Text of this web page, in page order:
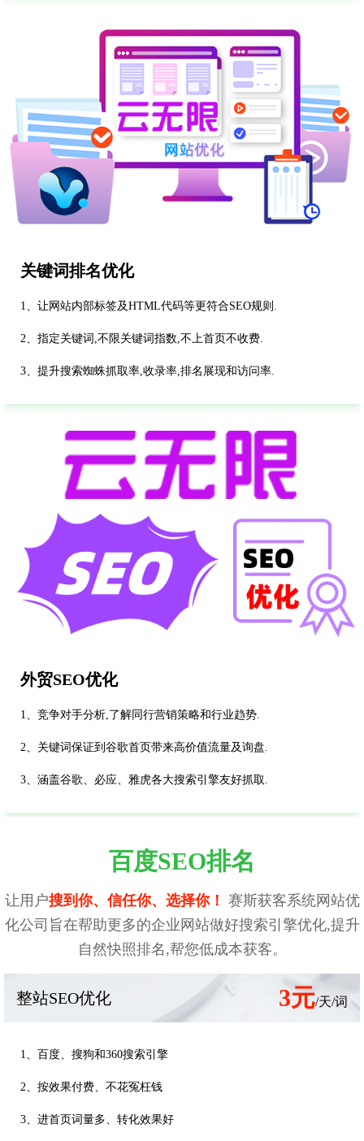
关键词排名优化
1、让网站内部标签及HTML代码等更符合SEO规则.
2、指定关键词,不限关键词指数,不上首页不收费.
3、提升搜索蜘蛛抓取率,收录率,排名展现和访问率.
外贸SEO优化
1、竞争对手分析,了解同行营销策略和行业趋势.
2、关键词保证到谷歌首页带来高价值流量及询盘.
3、涵盖谷歌、必应、雅虎各大搜索引擎友好抓取.
百度SEO排名
让用户搜到你、信任你、选择你！ 赛斯获客系统网站优
化公司旨在帮助更多的企业网站做好搜索引擎优化,提升
自然快照排名,帮您低成本获客。
整站SEO优化 3元/天/词
1、百度、搜狗和360搜索引擎
2、按效果付费、不花冤枉钱
3、进首页词量多、转化效果好